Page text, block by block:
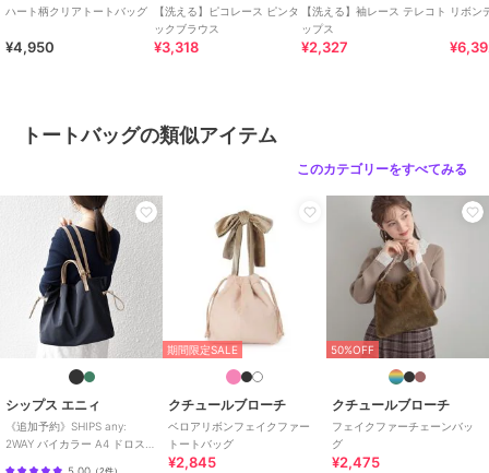
以下/ 旅行・出張対応
トートバッグ
以下/旅行・出張対応
ハート柄クリアトートバッグ
¥4,950
【洗える】ピコレース ピンタ
ックブラウス
¥3,318
【洗える】袖レース テレコト
ップス
¥2,327
リボン
トートバッグの類似アイテム
このカテゴリーをすべてみる
シップス エニィ
《追加予約》SHIPS any:
2WAY バイカラー A4 ドロスト
5.00 （2件）
期間限定SALE
クチュールブローチ
ベロアリボンフェイクファー
トートバッグ
¥2,845
50%OFF
クチュールブローチ
フェイクファーチェーンバッ
グ
¥2,475